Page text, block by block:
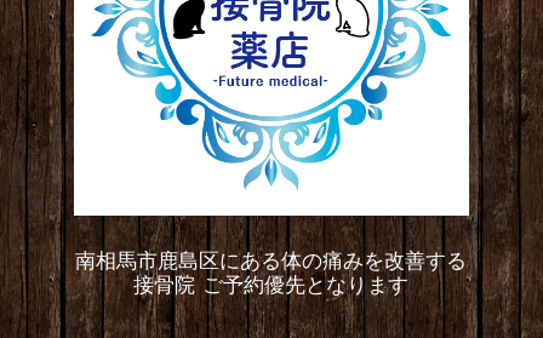
南相馬市鹿島区にある体の痛みを改善する
接骨院 ご予約優先となります